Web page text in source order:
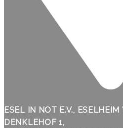
ESEL IN NOT E.V., ESELHEIM
DENKLEHOF 1,